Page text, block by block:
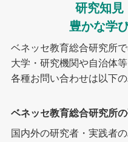
研究知見
豊かな学
ベネッセ教育総合研究所
大学・研究機関や自治体
各種お問い合わせは以下
ベネッセ教育総合研究所
国内外の研究者・実践者